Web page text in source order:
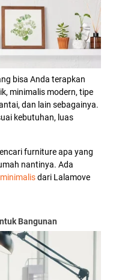
bisa Anda terapkan
minimalis modern, tipe
dan lain sebagainya.
kebutuhan, luas
furniture apa yang
nantinya. Ada
dari Lalamove
Bangunan